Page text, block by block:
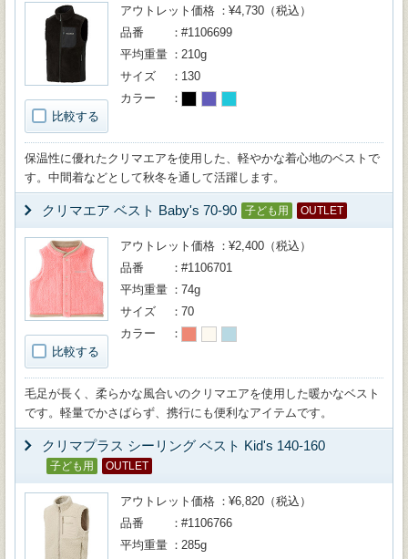
比較する
アウトレット価格
¥4,730（税込）
品番
#1106699
平均重量
210g
サイズ
130
カラー
保温性に優れたクリマエアを使用した、軽やかな着心地のベストで
す。中間着などとして秋冬を通して活躍します。
クリマエア ベスト Baby's 70-90 子ども用 OUTLET
比較する
アウトレット価格
¥2,400（税込）
品番
#1106701
平均重量
74g
サイズ
70
カラー
毛足が長く、柔らかな風合いのクリマエアを使用した暖かなベスト
です。軽量でかさばらず、携行にも便利なアイテムです。
クリマプラス シーリング ベスト Kid's 140-160
子ども用 OUTLET
アウトレット価格
¥6,820（税込）
品番
#1106766
平均重量
285g